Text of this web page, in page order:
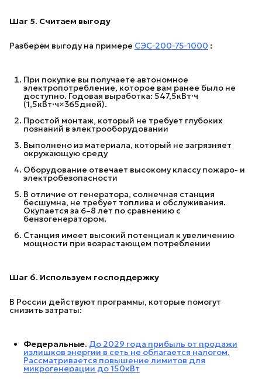
Шаг 5. Считаем выгоду
Разберём выгоду на примере СЭС‑200‑75‑1000 :
При покупке вы получаете автономное
электропотребление, которое вам ранее было не
доступно. Годовая выработка: 547,5кВт·ч
(1,5кВт·ч×365дней).
Простой монтаж, который не требует глубоких
познаний в электрооборудовании
Выполнено из материала, который не загрязняет
окружающую среду
Оборудование отвечает высокому классу пожаро- и
электробезопасности
В отличие от генератора, солнечная станция
бесшумна, не требует топлива и обслуживания.
Окупается за 6–8 лет по сравнению с
бензогенератором.
Станция имеет высокий потенциал к увеличению
мощности при возрастающем потреблении
Шаг 6. Используем господдержку
В России действуют программы, которые помогут
снизить затраты:
Федеральные. До 2029 года прибыль от продажи
излишков энергии в сеть не облагается налогом.
Рассматривается повышение лимитов для
микрогенерации до 150кВт